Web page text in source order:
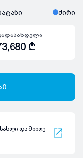
ძირი
₾
და მიიღე